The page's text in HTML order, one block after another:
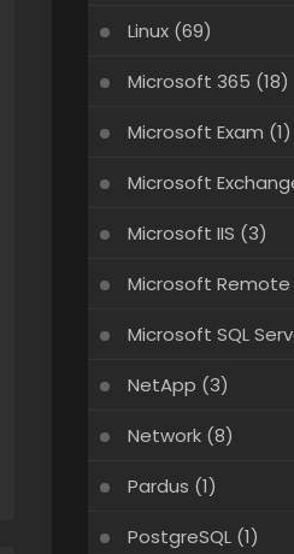
Linux(69)
Microsoft 365 (18)
Microsoft Exam (1)
Microsoft
Microsoft IIS (3)
Microsoft
Microsoft SQL
NetApp (3)
Network(8)
Pardus (1)
PostgreSQL(1)